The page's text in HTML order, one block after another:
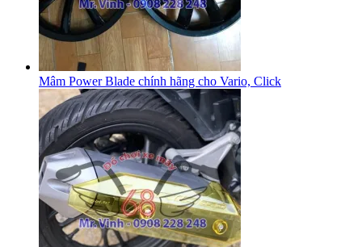
Mâm Power Blade chính hãng cho Vario, Click